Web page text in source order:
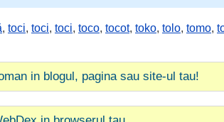
, toci, toci, toci, toco, tocot, toko, tolo, tomo,
in blogul, pagina sau site-ul tau!